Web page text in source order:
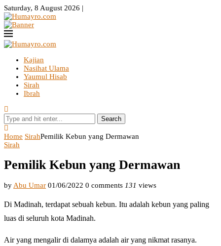
Saturday, 8 August 2026 |
Kajian
Nasihat Ulama
Yaumul Hisab
Sirah
Ibrah
Search
Home SirahPemilik Kebun yang Dermawan
Sirah
Pemilik Kebun yang Dermawan
by Abu Umar 01/06/2022 0 comments 131 views
Di Madinah, terdapat sebuah kebun. Itu adalah kebun yang paling
luas di seluruh kota Madinah.
Air yang mengalir di dalamya adalah air yang nikmat rasanya.